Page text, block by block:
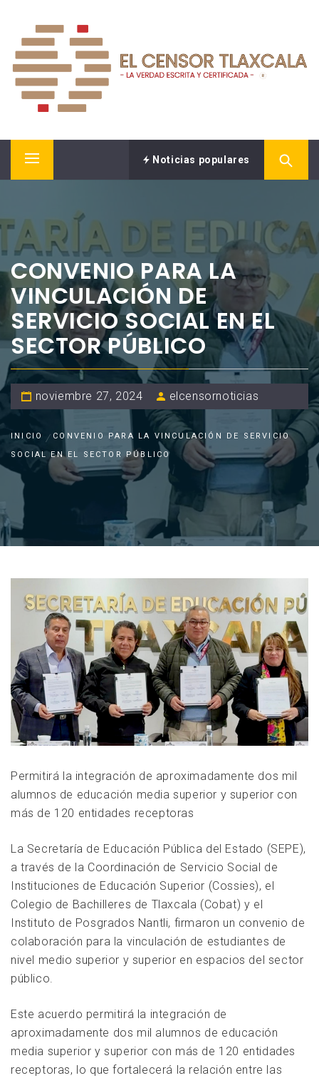
contenido
EL CENSOR NOTICIAS
Menú
Noticias populares
CONVENIO PARA LA
VINCULACIÓN DE
SERVICIO SOCIAL EN EL
SECTOR PÚBLICO
noviembre 27, 2024 elcensornoticias
INICIO
CONVENIO PARA LA VINCULACIÓN DE SERVICIO
SOCIAL EN EL SECTOR PÚBLICO
Permitirá la integración de aproximadamente dos mil
alumnos de educación media superior y superior con
más de 120 entidades receptoras
La Secretaría de Educación Pública del Estado (SEPE),
a través de la Coordinación de Servicio Social de
Instituciones de Educación Superior (Cossies), el
Colegio de Bachilleres de Tlaxcala (Cobat) y el
Instituto de Posgrados Nantli, firmaron un convenio de
colaboración para la vinculación de estudiantes de
nivel medio superior y superior en espacios del sector
público.
Este acuerdo permitirá la integración de
aproximadamente dos mil alumnos de educación
media superior y superior con más de 120 entidades
receptoras, lo que fortalecerá la relación entre las